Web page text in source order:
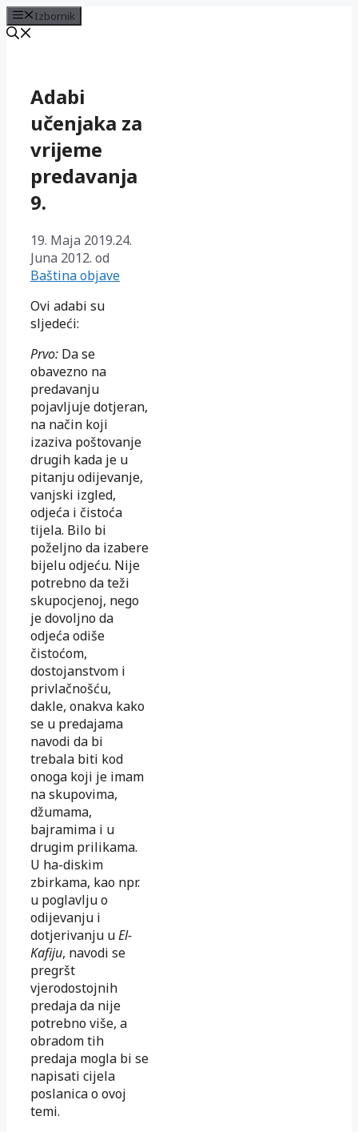
Izbornik
sadržajAdabi
učenjaka za
vrijeme
predavanja
9.
19. Maja 2019.24.
Juna 2012. od
Baština objave
Ovi adabi su
sljedeći:
Prvo: Da se
obavezno na
predavanju
pojavljuje dotjeran,
na način koji
izaziva poštovanje
drugih kada je u
pitanju odijevanje,
vanjski izgled,
odjeća i čistoća
tijela. Bilo bi
poželjno da izabere
bijelu odjeću. Nije
potrebno da teži
skupocjenoj, nego
je dovoljno da
odjeća odiše
čistoćom,
dostojanstvom i
privlačnošću,
dakle, onakva kako
se u predajama
navodi da bi
trebala biti kod
onoga koji je imam
na skupovima,
džumama,
bajramima i u
drugim prilikama.
U ha-diskim
zbirkama, kao npr.
u poglavlju o
odijevanju i
dotjerivanju uEl-
Kafiju, navodi se
pregršt
vjerodostojnih
predaja da nije
potrebno više, a
obradom tih
predaja mogla bi se
napisati cijela
poslanica o ovoj
temi.